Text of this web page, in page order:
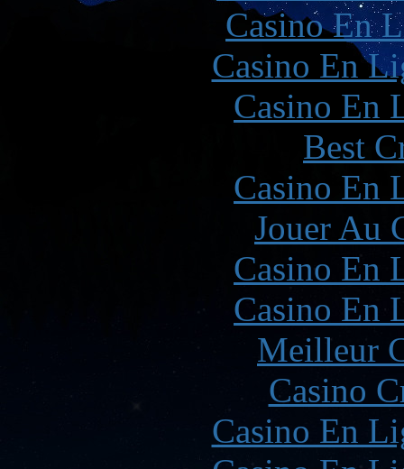
Casino En
Casino En
Casino En
Best
Casino En
Jouer Au
Casino En
Casino En
Meilleur
Casino
Casino En